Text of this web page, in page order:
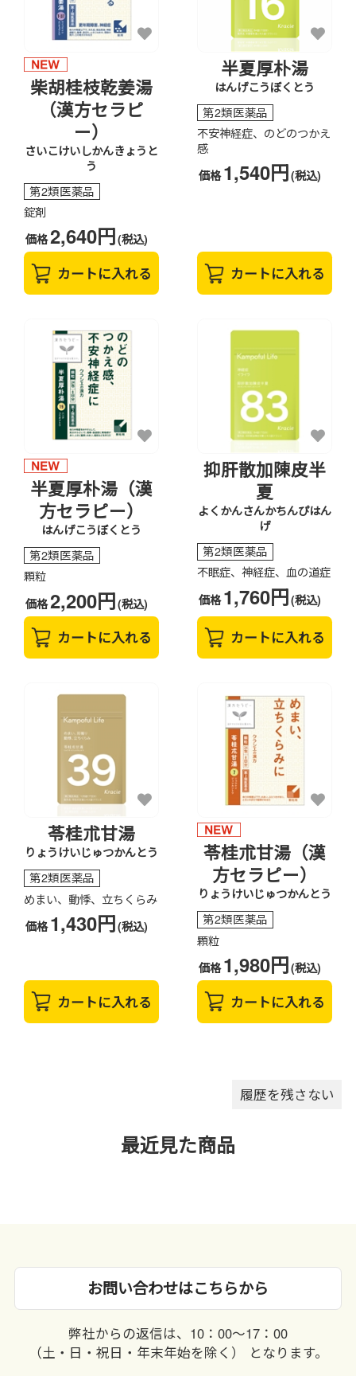
柴胡桂枝乾姜湯
（漢方セラピ
ー）
さいこけいしかんきょうと
う
第2類医薬品
錠剤
価格2,640円(税込)
カートに入れる
半夏厚朴湯
はんげこうぼくとう
第2類医薬品
不安神経症、のどのつかえ
感
価格1,540円(税込)
カートに入れる
半夏厚朴湯（漢
方セラピー）
はんげこうぼくとう
第2類医薬品
顆粒
価格2,200円(税込)
カートに入れる
抑肝散加陳皮半
夏
よくかんさんかちんぴはん
げ
第2類医薬品
不眠症、神経症、血の道症
価格1,760円(税込)
カートに入れる
苓桂朮甘湯
りょうけいじゅつかんとう
第2類医薬品
めまい、動悸、立ちくらみ
価格1,430円(税込)
カートに入れる
苓桂朮甘湯（漢
方セラピー）
りょうけいじゅつかんとう
第2類医薬品
顆粒
価格1,980円(税込)
カートに入れる
履歴を残さない
最近見た商品
お問い合わせはこちらから
弊社からの返信は、10：00〜17：00
（土・日・祝日・年末年始を除く） となります。